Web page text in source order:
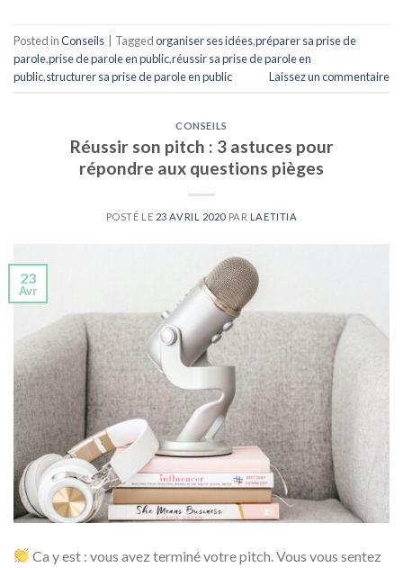
Posted inConseils Taggedorganiser ses idées,préparer sa prise de
parole,prise de parole en public,réussir sa prise de parole en
public,structurer sa prise de parole en public Laissez un commentaire
CONSEILS
Réussir son pitch : 3 astuces pour
répondre aux questions pièges
POSTÉ LE 23 AVRIL 2020 PAR LAETITIA
23
Avr
Ca y est : vous avez terminé votre pitch. Vous vous sentez